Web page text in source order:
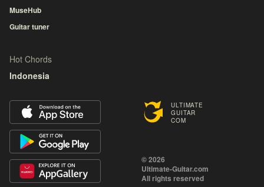
ULTIMATE
GUITAR
COM
© 2026
Ultimate-Guitar.com
All rights reserved
MuseHub
Guitar tuner
Hot Chords
Indonesia